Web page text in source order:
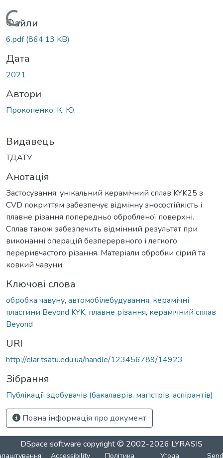
Вантажиться...
Файли
6.pdf(864.13 KB)
Дата
2021
Автори
Прокопенко, К. Ю.
Видавець
ТДАТУ
Анотація
Застосування: унікальний керамічний сплав KYK25 з
CVD покриттям забезпечує відмінну зносостійкість і
плавне різання попередньо обробленої поверхні.
Сплав також забезпечить відмінний результат при
виконанні операцій безперервного і легкого
переривчастого різання. Матеріали обробки сірий та
ковкий чавуни.
Ключові слова
обробка чавуну, автомобілебудування, керамічні
пластини Beyond KYK, плавне різання, керамічний сплав
Beyond
URI
http://elar.tsatu.edu.ua/handle/123456789/14923
Зібрання
Публікації здобувачів (бакалаврів. магістрів, аспірантів)
Повна інформація про документ
DSpace software copyright © 2002-2026 LYRASIS
Accessibility Політика Угода Send